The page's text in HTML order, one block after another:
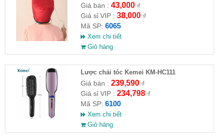
Giá bán : 43,000₫
Giá sỉ VIP : 38,000₫
Mã SP: 6065
Xem chi tiết
Giỏ hàng
Lược chải tóc Kemei KM-HC111
Giá bán : 239,590₫
Giá sỉ VIP : 234,798₫
Mã SP: 6100
Xem chi tiết
Giỏ hàng